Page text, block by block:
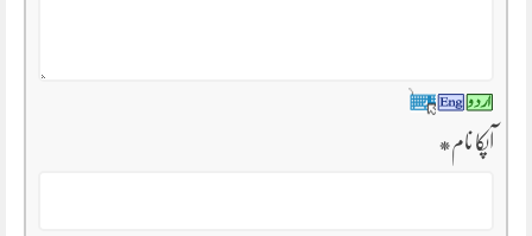
آپکا نام*